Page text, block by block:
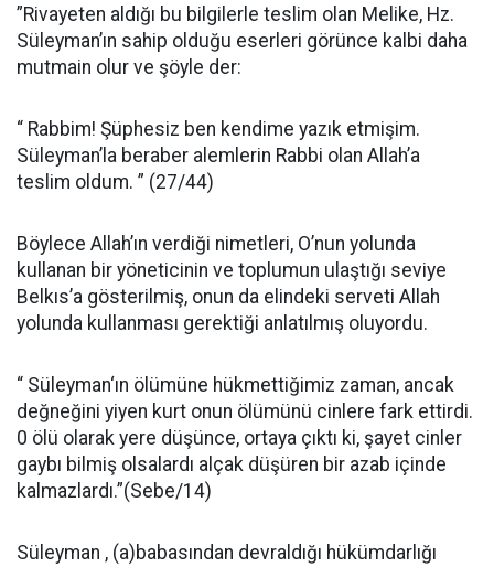
”Rivayeten aldığı bu bilgilerle teslim olan Melike, Hz.
Süleyman’ın sahip olduğu eserleri görünce kalbi daha
mutmain olur ve şöyle der:
“ Rabbim! Şüphesiz ben kendime yazık etmişim.
Süleyman’la beraber alemlerin Rabbi olan Allah’a
teslim oldum. ” (27/44)
Böylece Allah’ın verdiği nimet­leri, O’nun yolunda
kullanan bir yöneticinin ve toplumun ulaştığı seviye
Belkıs’a gösterilmiş, onun da elindeki serveti Allah
yolunda kul­lanması gerektiği anlatılmış oluyor­du.
“ Süleyman‘ın ölümüne hükmetti­ğimiz zaman, ancak
değneğini yiyen kurt onun ölümünü cinlere fark ettirdi.
0 ölü olarak yere düşünce, ortaya çıktı ki, şayet cinler
gaybı bilmiş olsalardı alçak düşüren bir azab içinde
kalmaz­lardı.”(Sebe/14)
Süleyman , (a)babasından dev­raldığı hükümdarlığı